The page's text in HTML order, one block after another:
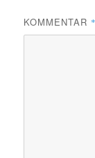
KOMMENTAR *